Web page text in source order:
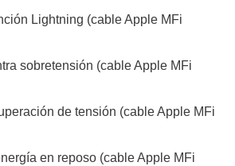
Lightning (cable Apple MFi
sobretensión (cable Apple MFi
de tensión (cable Apple MFi
en reposo (cable Apple MFi